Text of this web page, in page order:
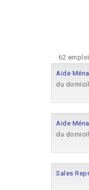
62
Aide
du
Aide
du
Sales